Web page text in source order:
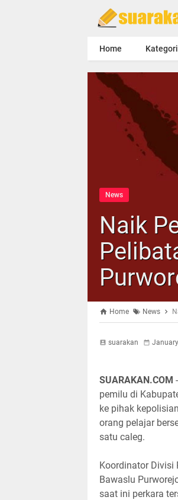
Home Kategori
News
Naik
Home News
suarakan
SUARAKAN.COM
pemilu di
ke pihak
orang pelajar
satu caleg.
Koordinator Divisi
Bawaslu
saat ini perkara